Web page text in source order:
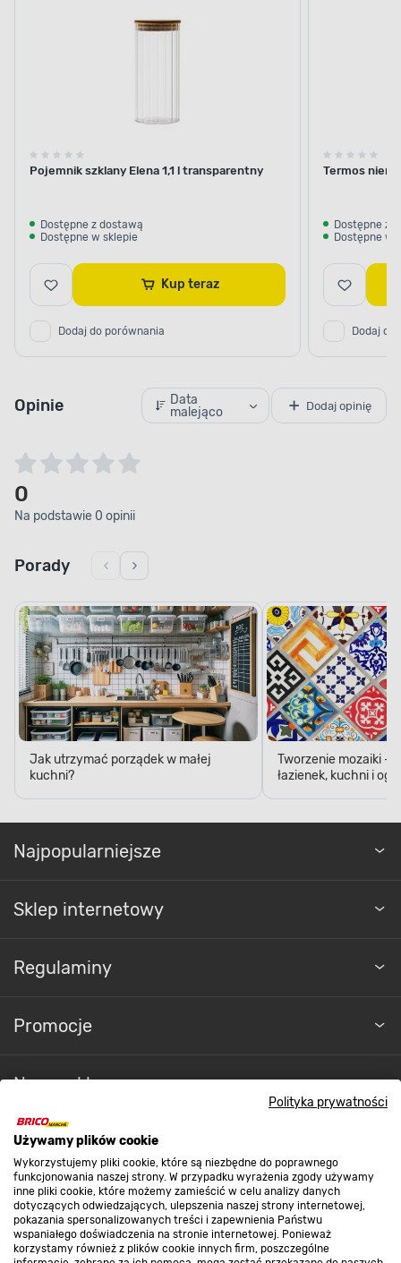
Polityka prywatności
Używamy plików cookie
Wykorzystujemy pliki cookie, które są niezbędne do poprawnego
funkcjonowania naszej strony. W przypadku wyrażenia zgody używamy
inne pliki cookie, które możemy zamieścić w celu analizy danych
dotyczących odwiedzających, ulepszenia naszej strony internetowej,
pokazania spersonalizowanych treści i zapewnienia Państwu
wspaniałego doświadczenia na stronie internetowej. Ponieważ
korzystamy również z plików cookie innych firm, poszczególne
Pojemnik szklany Elena 1,1 l transparentny
Dostępne z dostawą
Dostępne w sklepie
Kup teraz
Dodaj do porównania
Termos
Dostępne z
Dostępne w
Dodaj do
Opinie
Data
malejąco
Dodaj opinię
0
Na podstawie 0 opinii
Porady
Jak utrzymać porządek w małej
kuchni?
Tworzenie mozaiki -
łazienek, kuchni i
Najpopularniejsze
Sklep internetowy
Regulaminy
Promocje
Nasze sklepy
O nas
Kontakt do sklepu
Strefa biznesu